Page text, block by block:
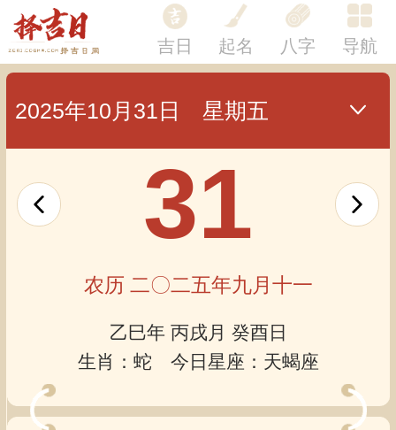
吉日 起名 八字 导航
2025年10月31日 星期五
31
农历 二〇二五年九月十一
乙巳年 丙戌月 癸酉日
生肖：蛇 今日星座：天蝎座